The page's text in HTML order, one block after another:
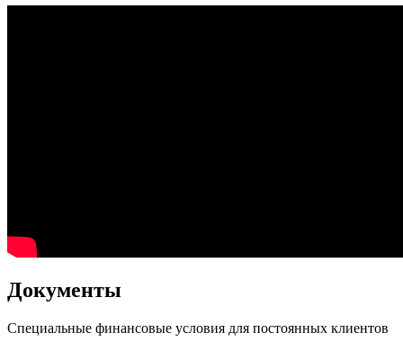
Документы
Специальные финансовые условия для постоянных клиентов